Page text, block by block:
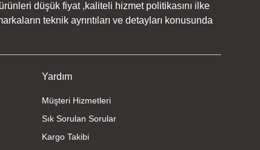
düşük fiyat ,kaliteli hizmet politikasını ilke
teknik ayrıntıları ve detayları konusunda
Yardım
Müşteri Hizmetleri
Sık Sorulan Sorular
Kargo Takibi